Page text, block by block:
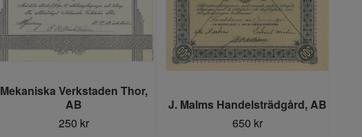
Mekaniska Verkstaden Thor,
AB
250 kr
J. Malms Handelsträdgård, AB
650 kr